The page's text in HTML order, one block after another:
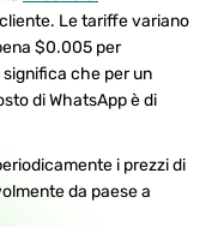
Le tariffe variano
$0.005 per
che per un
di WhatsApp è di
i prezzi di
da paese a